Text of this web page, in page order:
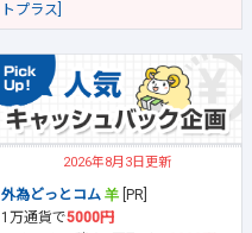
トプラス]
2026年8月3日更新
外為どっとコム
[PR]
1万通貨で5000円